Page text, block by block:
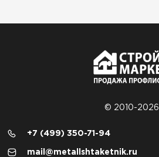
© 2010-2026
+7 (499) 350-71-94
mail@metallshtaketnik.ru